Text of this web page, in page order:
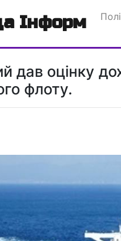
Інформ
дав оцінку
флоту.